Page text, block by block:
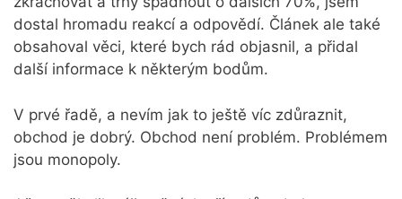
dostal hromadu reakcí a odpovědí. Článek ale také
obsahoval věci, které bych rád objasnil, a přidal
další informace k některým bodům.
V prvé řadě, a nevím jak to ještě víc zdůraznit,
obchod je dobrý. Obchod není problém. Problémem
jsou monopoly.